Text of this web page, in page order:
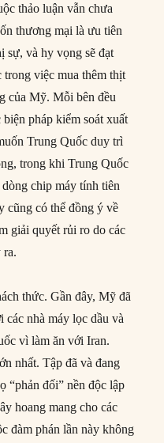
thảo luận vẫn chưa
thương mại là ưu tiên
sự, và hy vọng sẽ đạt
việc mua thêm thịt
của Mỹ. Mỗi bên đều
pháp kiểm soát xuất
Trung Quốc duy trì
trong khi Trung Quốc
chip máy tính tiên
cũng có thể đồng ý về
giải quyết rủi ro do các
ra.
thức. Gần đây, Mỹ đã
các nhà máy lọc dầu và
vì làm ăn với Iran.
nhất. Tập đã và đang
“phản đối” nền độc lập
hoang mang cho các
đàm phán lần này không